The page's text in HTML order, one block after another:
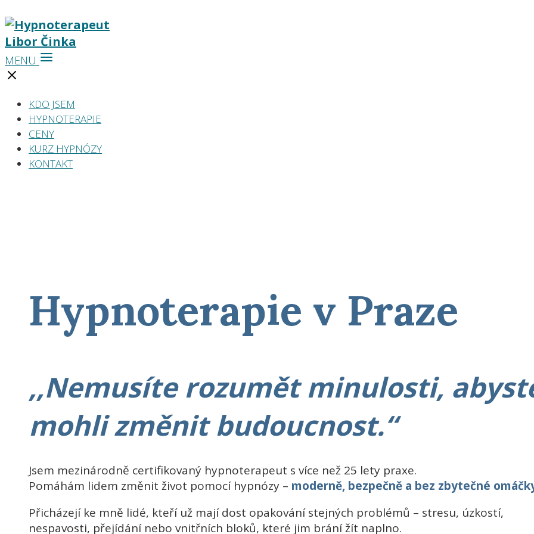
MENU
KDO JSEM
HYPNOTERAPIE
CENY
KURZ HYPNÓZY
KONTAKT
Hypnoterapie v Praze
‚‚Nemusíte rozumět minulosti,
mohli změnit budoucnost.“
Jsem mezinárodně certifikovaný hypnoterapeut s více než 25 lety praxe.
Pomáhám lidem změnit život pomocí hypnózy – moderně, bezpečně a bez zbytečné
Přicházejí ke mně lidé, kteří už mají dost opakování stejných problémů – stresu, úzkostí,
nespavosti, přejídání nebo vnitřních bloků, které jim brání žít naplno.